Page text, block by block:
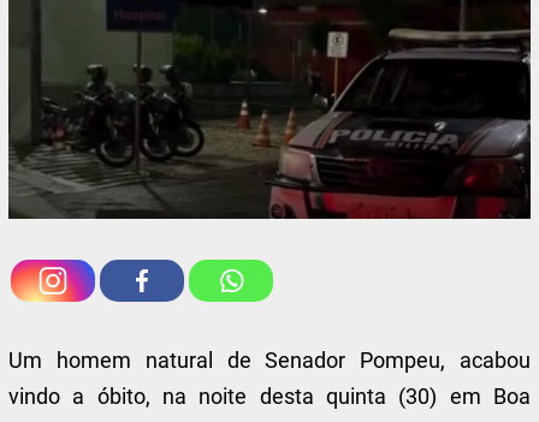
Um homem natural de Senador Pompeu, acabou
vindo a óbito, na noite desta quinta (30) em Boa